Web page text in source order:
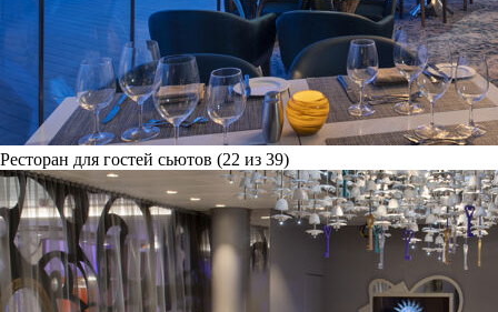
Ресторан для гостей сьютов (22 из 39)